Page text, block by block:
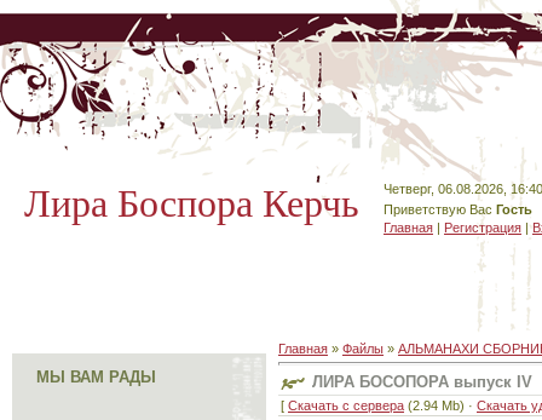
Лира Боспора Керчь
Четверг, 06.08.2026, 16:40
Приветствую Вас Гость
Главная | Регистрация |
МЫ ВАМ РАДЫ
Главная » Файлы » АЛЬМАНАХИ
ЛИРА БОСОПОРА выпуск IV
[ Скачать с сервера (2.94 Mb) · Скачать